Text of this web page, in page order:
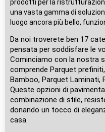
prodotti per la
una vasta gamma di
luogo ancora più bello,
Da noi troverete ben 17
pensata per soddisfare le
Cominciamo con la nostra
comprende Parquet
Bamboo, Parquet Laminati,
Queste opzioni di
combinazione di stile,
donando un tocco di
casa.